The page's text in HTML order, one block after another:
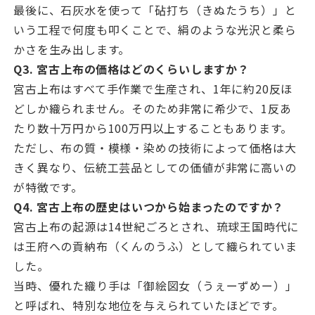
最後に、石灰水を使って「砧打ち（きぬたうち）」と
いう工程で何度も叩くことで、絹のような光沢と柔ら
かさを生み出します。
Q3. 宮古上布の価格はどのくらいしますか？
宮古上布はすべて手作業で生産され、1年に約20反ほ
どしか織られません。そのため非常に希少で、1反あ
たり数十万円から100万円以上することもあります。
ただし、布の質・模様・染めの技術によって価格は大
きく異なり、伝統工芸品としての価値が非常に高いの
が特徴です。
Q4. 宮古上布の歴史はいつから始まったのですか？
宮古上布の起源は14世紀ごろとされ、琉球王国時代に
は王府への貢納布（くんのうふ）として織られていま
した。
当時、優れた織り手は「御絵図女（うぇーずめー）」
と呼ばれ、特別な地位を与えられていたほどです。